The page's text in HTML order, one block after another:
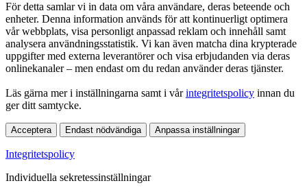
För detta samlar vi in data om våra användare, deras beteende och
enheter. Denna information används för att kontinuerligt optimera
vår webbplats, visa personligt anpassad reklam och innehåll samt
analysera användningsstatistik. Vi kan även matcha dina krypterade
uppgifter med externa leverantörer och visa erbjudanden via deras
onlinekanaler – men endast om du redan använder deras tjänster.
Läs gärna mer i inställningarna samt i vårintegritetspolicy innan du
ger ditt samtycke.
Acceptera Endast nödvändiga Anpassa inställningar
Integritetspolicy
Individuella sekretessinställningar